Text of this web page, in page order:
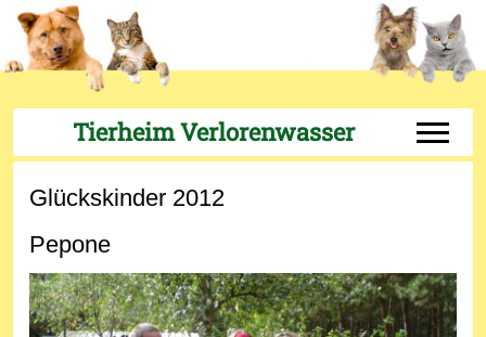
Tierheim Verlorenwasser Off-
Glückskinder 2012
Pepone